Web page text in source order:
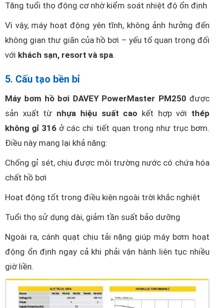
Tăng tuổi thọ động cơ nhờ kiểm soát nhiệt độ ổn định
Vì vậy, máy hoạt động yên tĩnh, không ảnh hưởng đến
không gian thư giãn của hồ bơi – yếu tố quan trọng đối
với khách sạn, resort và spa.
5. Cấu tạo bền bỉ
Máy bơm hồ bơi DAVEY PowerMaster PM250 được
sản xuất từ nhựa hiệu suất cao kết hợp với thép
không gỉ 316 ở các chi tiết quan trọng như trục bơm.
Điều này mang lại khả năng:
Chống gỉ sét, chịu được môi trường nước có chứa hóa
chất hồ bơi
Hoạt động tốt trong điều kiện ngoài trời khắc nghiệt
Tuổi thọ sử dụng dài, giảm tần suất bảo dưỡng
Ngoài ra, cánh quạt chịu tải nặng giúp máy bơm hoạt
động ổn định ngay cả khi phải vận hành liên tục nhiều
giờ liền.